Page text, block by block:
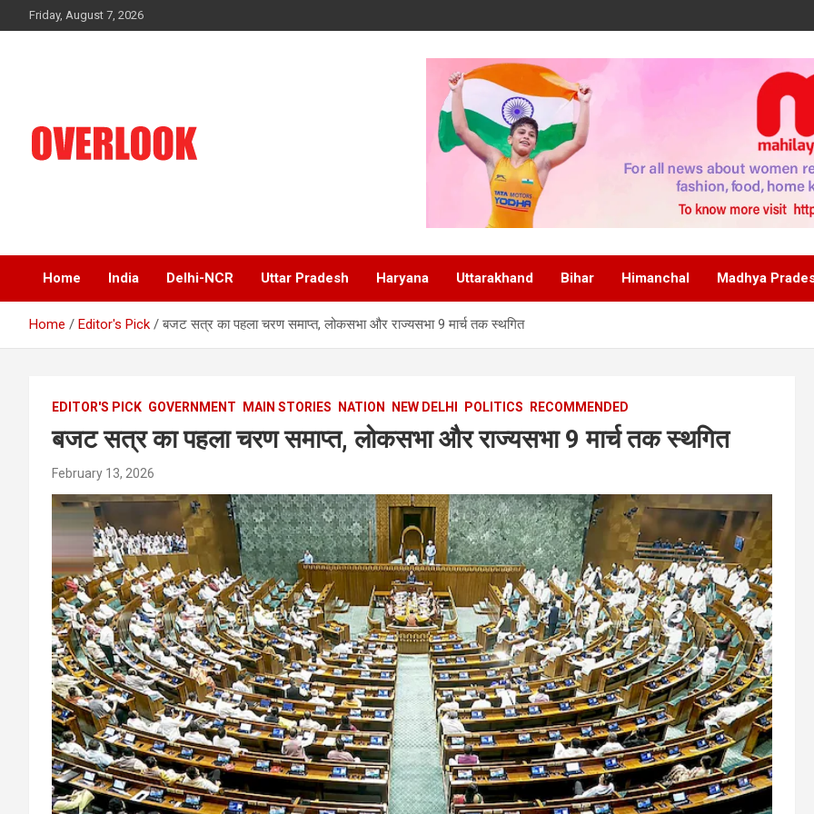
to
Friday, August 7, 2026
Home India Delhi-NCR Uttar Pradesh Haryana Uttarakhand Bihar Himanchal Madhya
Home Editor's Pick बजट सत्र का पहला चरण समाप्त, लोकसभा और राज्यसभा 9 मार्च तक स्थगित
EDITOR'S PICK GOVERNMENT MAIN STORIES NATION NEW DELHI POLITICS RECOMMENDED
बजट सत्र का पहला चरण समाप्त, लोकसभा और राज्यसभा 9 मार्च तक स्थगित
February 13, 2026